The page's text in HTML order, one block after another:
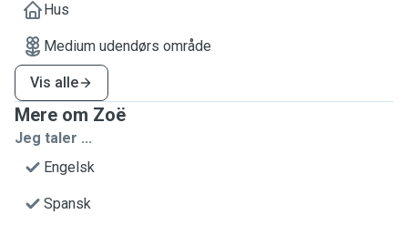
Hus
Medium udendørs område
Vis alle
Mere om Zoë
Jeg taler ...
Engelsk
Spansk